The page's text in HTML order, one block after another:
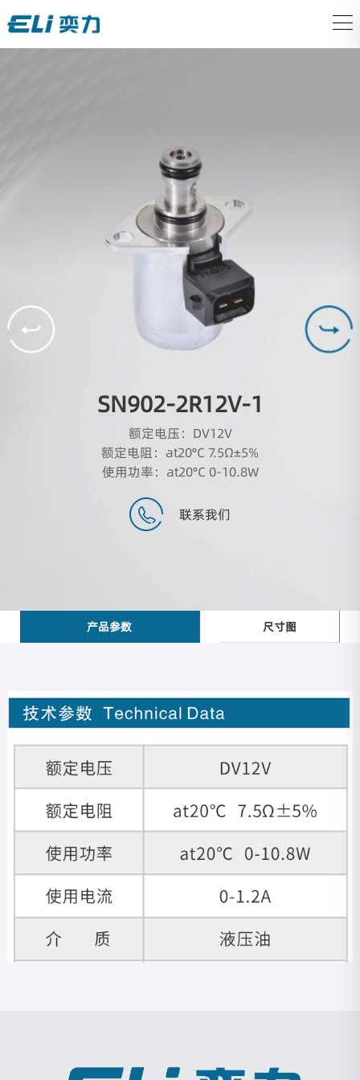
SN902-2R12V-1
额定电压：DV12V
额定电阻：at20°C 7.5Ω±5%
使用功率：at20°C 0-10.8W
联系我们
产品参数 尺寸图